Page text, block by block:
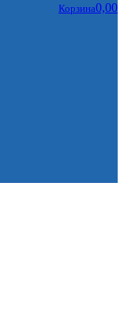
Корзина0,00